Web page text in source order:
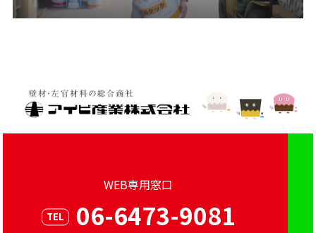
WEB専用窓口
TEL 06-6473-9081